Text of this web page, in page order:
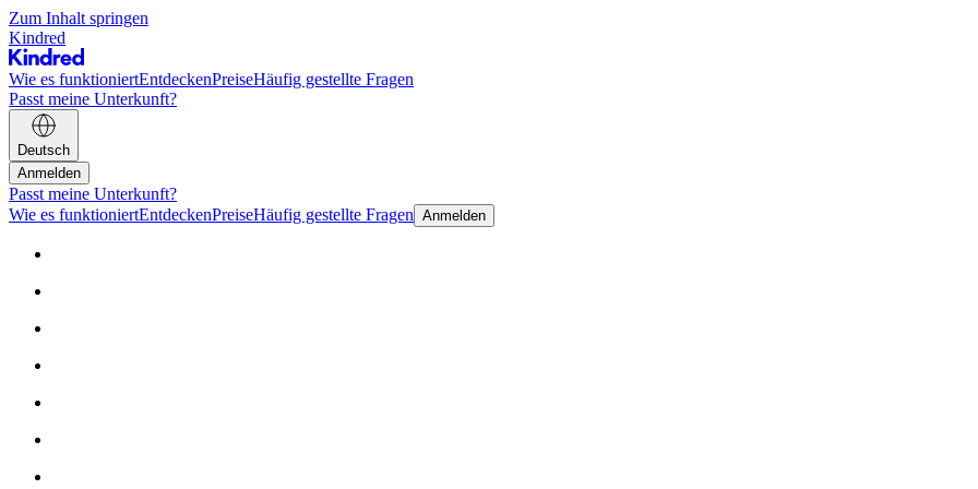
Zum Inhalt springen
Kindred
Wie es funktioniertEntdeckenPreiseHäufig gestellte Fragen
Passt meine Unterkunft?
Deutsch
Anmelden
Passt meine Unterkunft?
Wie es funktioniertEntdeckenPreiseHäufig gestellte Fragen Anmelden